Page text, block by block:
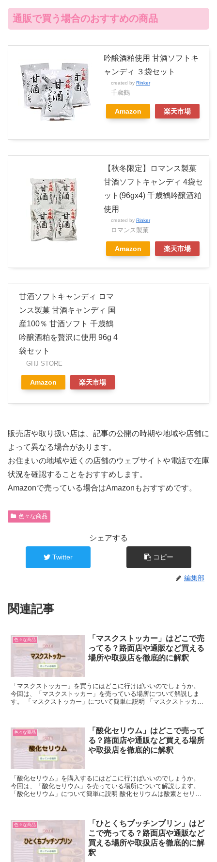
通販で買う場合のおすすめの商品
吟醸酒粕使用 甘酒ソフトキ
ャンディ ３袋セット
created by Rinker
千歳鶴
Amazon 楽天市場
【秋冬限定】ロマンス製菓
甘酒ソフトキャンディ 4袋セ
ット(96gx4) 千歳鶴吟醸酒粕
使用
created by Rinker
ロマンス製菓
Amazon 楽天市場
甘酒ソフトキャンディ ロマ
ンス製菓 甘酒キャンディ 国
産100％ 甘酒ソフト 千歳鶴
吟醸酒粕を贅沢に使用 96g 4
袋セット
GHJ STORE
Amazon 楽天市場
販売店や取り扱い店は、記事の公開の時期や地域や店舗に
よって異なる場合があります。
お住まいの地域や近くの店舗のウェブサイトや電話で在庫
状況を確認することをおすすめします。
Amazonで売っている場合はAmazonもおすすめです。
色々な商品
シェアする
Twitter コピー
編集部
関連記事
色々な商品
「マスクストッカー」はどこで売
ってる？路面店や通販など買える
場所や取扱店を徹底的に解釈
「マスクストッカー」を買うにはどこに行けばいいのでしょうか。
今回は、「マスクストッカー」を売っている場所について解説しま
す。 「マスクストッカー」について簡単に説明 「マスクストッカ
色々な商品
「酸化セリウム」はどこで売って
る？路面店や通販など買える場所
や取扱店を徹底的に解釈
「酸化セリウム」を購入するにはどこに行けばいいのでしょうか。
今回は、「酸化セリウム」を売っている場所について解説します。
「酸化セリウム」について簡単に説明 酸化セリウムは酸素とセリウ
色々な商品
「ひとくちプッチンプリン」はど
こで売ってる？路面店や通販など
買える場所や取扱店を徹底的に解
釈